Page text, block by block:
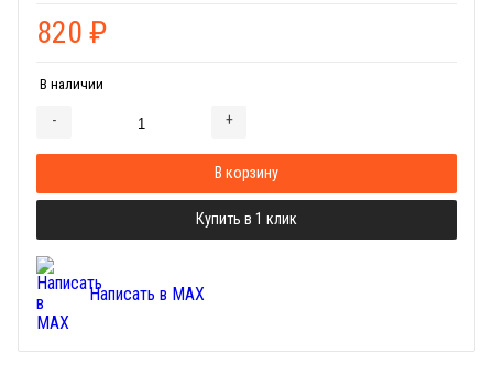
820 ₽
В наличии
- +
В корзину
Купить в 1 клик
Написать в MAX